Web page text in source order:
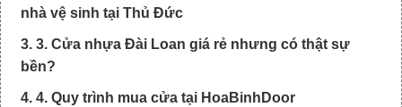
nhà vệ sinh tại Thủ Đức
3. 3. Cửa nhựa Đài Loan giá rẻ nhưng có thật sự
bền?
4. 4. Quy trình mua cửa tại HoaBinhDoor